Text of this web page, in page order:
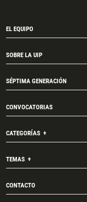
EL EQUIPO
SOBRE LA UIP
SÉPTIMA GENERACIÓN
CONVOCATORIAS
CATEGORÍAS
TEMAS
CONTACTO